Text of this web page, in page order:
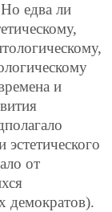
едва ли
и
эстетического
от
демократов).